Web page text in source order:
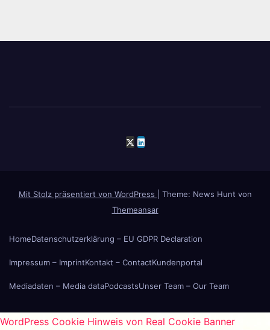
Mit Stolz präsentiert von WordPress
Theme: News Hunt von
Themeansar
HomeDatenschutzerklärung – EU GDPR Declaration
Impressum – ImprintKontakt – ContactKundenportal
Mediadaten – Media dataPodcastsUnser Team – Our Team
WordPress Cookie Hinweis von Real Cookie Banner